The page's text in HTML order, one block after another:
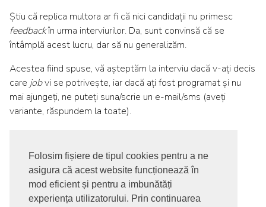
Folosim fișiere de tipul cookies pentru a ne
asigura că acest website funcționează în
mod eficient și pentru a imbunătăți
experiența utilizatorului. Prin continuarea
Știu că replica multora ar fi că nici candidații nu primesc
feedbackîn urma interviurilor. Da, sunt convinsă că se
întâmplă acest lucru, dar să nu generalizăm.
Acestea fiind spuse, vă așteptăm la interviu dacă v-ați decis
care jobvi se potrivește, iar dacă ați fost programat și nu
mai ajungeți, ne puteți suna/scrie un e-mail/sms (aveți
variante, răspundem la toate).
© 2017-2026. Toate drepturile rezervate
SIGNUPDOTWORK SRLTermeni si conditii | Politica de